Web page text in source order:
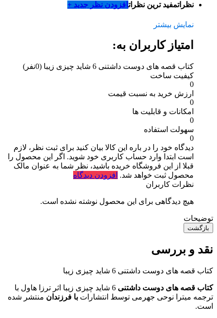
نظراتمفید ترین نظراتافزودن نظر جدید +
نمایش بیشتر
امتیاز کاربران به:
کتاب قصه های دوست داشتنی 6 شاید چیزی زیبا
(0نفر)
کیفیت ساخت
0
ارزش خرید به نسبت قیمت
0
امکانات و قابلیت ها
0
سهولت استفاده
0
دیدگاه خود را در باره این کالا بیان کنید برای ثبت نظر، لازم
است ابتدا وارد حساب کاربری خود شوید. اگر این محصول را
قبلا از این فروشگاه خریده باشید، نظر شما به عنوان مالک
محصول ثبت خواهد شد. افزودن دیدگاه
نظرات کاربران
هیچ دیدگاهی برای این محصول نوشته نشده است.
توضیحات
بازگشت
نقد و بررسی
کتاب قصه های دوست داشتنی 6 شاید چیزی زیبا
کتاب قصه های دوست داشتنی
6 شاید چیزی زیبا اثر ترزا هاول با
ترجمه میترا نوحی جهرمی توسط انتشارات با فرزندان منتشر شده
است.